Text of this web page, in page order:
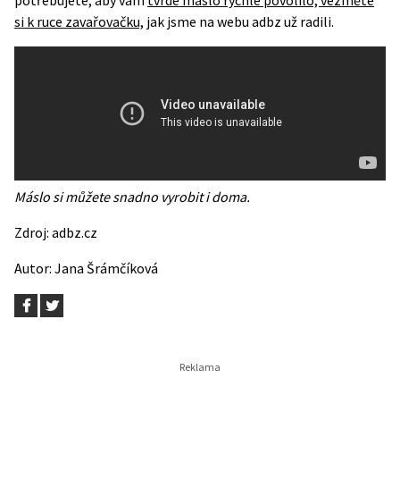
si k ruce zavařovačku, jak jsme na webu adbz už radili.
Máslo si můžete snadno vyrobit i doma.
Zdroj: adbz.cz
Autor: Jana Šrámčíková